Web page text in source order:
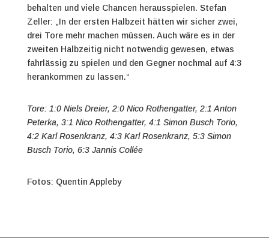
behalten und viele Chancen herausspielen. Stefan
Zeller: „In der ersten Halbzeit hätten wir sicher zwei,
drei Tore mehr machen müssen. Auch wäre es in der
zweiten Halbzeitig nicht notwendig gewesen, etwas
fahrlässig zu spielen und den Gegner nochmal auf 4:3
herankommen zu lassen.“
Tore: 1:0 Niels Dreier, 2:0 Nico Rothengatter, 2:1 Anton
Peterka, 3:1 Nico Rothengatter, 4:1 Simon Busch Torio,
4:2 Karl Rosenkranz, 4:3 Karl Rosenkranz, 5:3 Simon
Busch Torio, 6:3 Jannis Collée
Fotos: Quentin Appleby